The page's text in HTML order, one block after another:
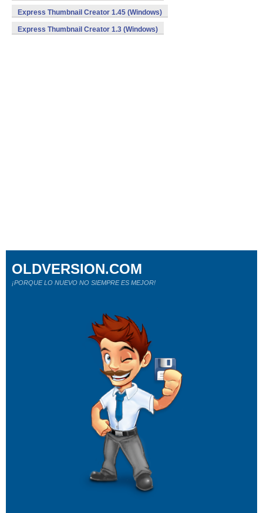
Express Thumbnail Creator 1.45 (Windows)
Express Thumbnail Creator 1.3 (Windows)
OLDVERSION.COM
¡PORQUE LO NUEVO NO SIEMPRE ES MEJOR!